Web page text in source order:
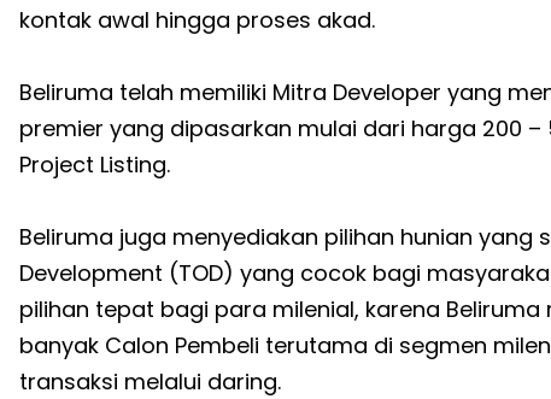
kontak awal hingga proses akad.
Beliruma telah memiliki Mitra Developer yang
premier yang dipasarkan mulai dari harga 200
Project Listing.
Beliruma juga menyediakan pilihan hunian yang
Development (TOD) yang cocok bagi
pilihan tepat bagi para milenial, karena
banyak Calon Pembeli terutama di segmen
transaksi melalui daring.